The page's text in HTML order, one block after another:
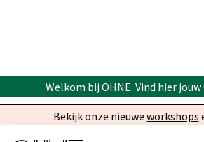
Welkom bij OHNE. Vind hier jouw
Bekijk onze nieuwe workshops